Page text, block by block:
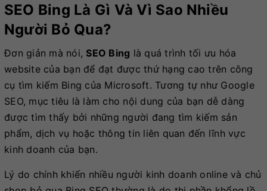
SEO Bing Là Gì Và Vì Sao Nhiều
Người Bỏ Qua?
Đơn giản mà nói, SEO Bing là quá trình tối ưu hóa
website của bạn để đạt được thứ hạng cao trên công
cụ tìm kiếm Bing của Microsoft. Tương tự như Google
SEO, mục tiêu là làm cho nội dung của bạn dễ dàng
được tìm thấy bởi những người đang tìm kiếm sản
phẩm, dịch vụ hoặc thông tin liên quan đến lĩnh vực
kinh doanh của bạn.
Lý do chính khiến nhiều người kinh doanh online và chủ